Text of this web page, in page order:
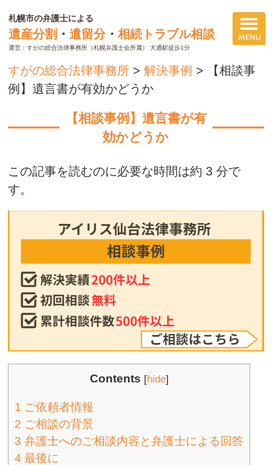
札幌市の弁護士による
遺産分割 ・ 遺留分・ 相続トラブル相談
運営：すがの総合法律事務所（札幌弁護士会所属） 大通駅徒歩1分
すがの総合法律事務所 >解決事例 >
【相談事
例】遺言書が有効かどうか
【相談事例】遺言書が有
効かどうか
この記事を読むのに必要な時間は約 3 分で
す。
Contents [hide]
1 ご依頼者情報
2 ご相談の背景
3 弁護士へのご相談内容と弁護士による回答
4 最後に